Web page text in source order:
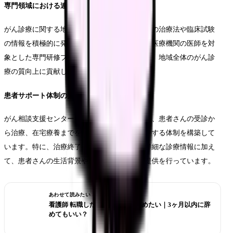
専門領域における連携強化
がん診療に関する地域の中核病院として、最新の治療法や臨床試験
の情報を積極的に発信しています。特に、連携医療機関の医師を対
象とした専門研修プログラムを定期的に開催し、地域全体のがん診
療の質向上に貢献しています。
患者サポート体制の充実
がん相談支援センターと連携室が密接に連携し、患者さんの受診か
ら治療、在宅療養までをシームレスにサポートする体制を構築して
います。特に、治療終了後の逆紹介時には、詳細な診療情報に加え
て、患者さんの生活背景や希望も含めた情報提供を行っています。
あわせて読みたい
看護師 転職したばかりなのに辞めたい｜3ヶ月以内に辞
めてもいい？